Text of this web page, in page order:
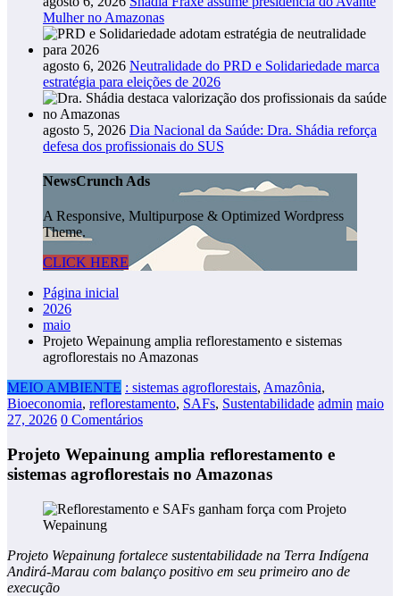
Mulher no Amazonas
agosto 6, 2026 Neutralidade do PRD e Solidariedade marca
estratégia para eleições de 2026
agosto 5, 2026 Dia Nacional da Saúde: Dra. Shádia reforça
defesa dos profissionais do SUS
NewsCrunch Ads
A Responsive, Multipurpose & Optimized Wordpress
Theme.
CLICK HERE
Página inicial
2026
maio
Projeto Wepainung amplia reflorestamento e sistemas
agroflorestais no Amazonas
MEIO AMBIENTE : sistemas agroflorestais, Amazônia,
Bioeconomia, reflorestamento, SAFs, Sustentabilidade admin maio
27, 2026 0 Comentários
Projeto Wepainung amplia reflorestamento e
sistemas agroflorestais no Amazonas
Projeto Wepainung fortalece sustentabilidade na Terra Indígena
Andirá-Marau com balanço positivo em seu primeiro ano de
execução